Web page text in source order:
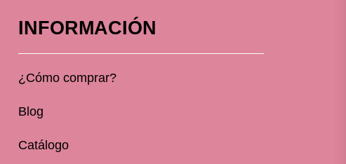
INFORMACIÓN
¿Cómo comprar?
Blog
Catálogo